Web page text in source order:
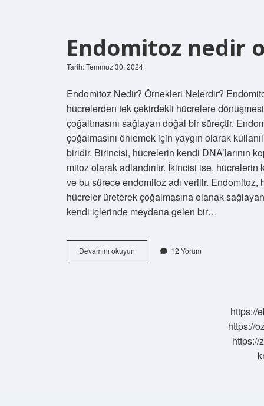
Endomitoz nedir
Tarih: Temmuz 30, 2024
Endomitoz Nedir? Örnekleri Nelerdir?
hücrelerden tek çekirdekli hücrelere
çoğaltmasını sağlayan doğal bir süreçtir.
çoğalmasını önlemek için yaygın olarak
biridir. Birincisi, hücrelerin kendi DNA’larının
mitoz olarak adlandırılır. İkincisi ise,
ve bu sürece endomitoz adı verilir.
hücreler üreterek çoğalmasına olanak
kendi içlerinde meydana gelen bir…
Devamını okuyun Endomitoz
nedir
12 Yorum
https://
https://
https://